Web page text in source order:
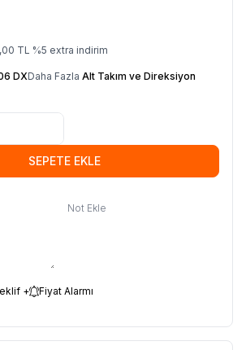
TL %5 extra indirim
DXDaha Fazla Alt Takım ve Direksiyon
SEPETE EKLE
Not Ekle
+ Fiyat Alarmı